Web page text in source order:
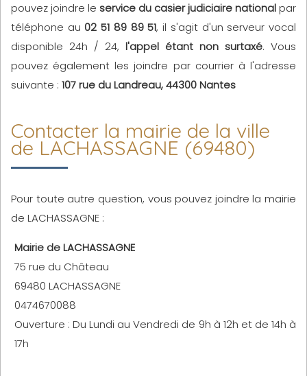
pouvez joindre le service du casier judiciaire nationalpar
téléphone au 02 51 89 89 51, il s'agit d'un serveur vocal
disponible 24h / 24, l'appel étant non surtaxé. Vous
pouvez également les joindre par courrier à l'adresse
suivante : 107 rue du Landreau, 44300 Nantes
Contacter la mairie de la ville
de LACHASSAGNE (69480)
Pour toute autre question, vous pouvez joindre la mairie
de LACHASSAGNE :
Mairie de LACHASSAGNE
75 rue du Château
69480 LACHASSAGNE
0474670088
Ouverture : Du Lundi au Vendredi de 9h à 12h et de 14h à
17h